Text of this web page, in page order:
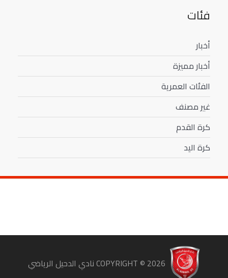
فئات
أخبار
أخبار مميزة
الفئات العمرية
غير مصنف
كرة القدم
كرة اليد
2026 نادي الدحيل الرياضي